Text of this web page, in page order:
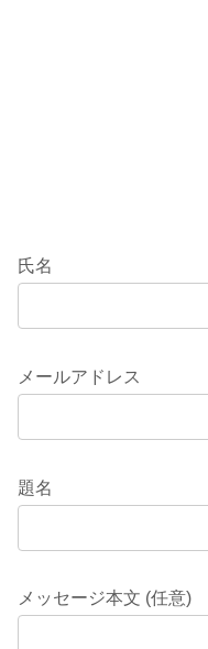
氏名
メールアドレス
題名
メッセージ本文 (任意)